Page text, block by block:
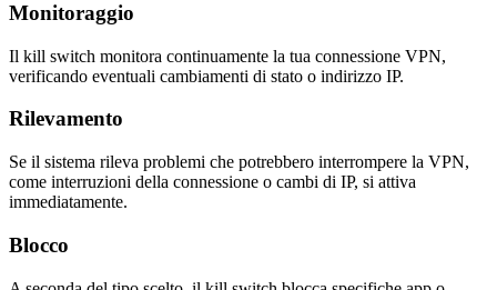
Monitoraggio
Il kill switch monitora continuamente la tua connessione VPN,
verificando eventuali cambiamenti di stato o indirizzo IP.
Rilevamento
Se il sistema rileva problemi che potrebbero interrompere la VPN,
come interruzioni della connessione o cambi di IP, si attiva
immediatamente.
Blocco